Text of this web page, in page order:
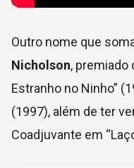
Outro nome que
Nicholson, premiado
Estranho no Ninho”
(1997), além de ter
Coadjuvante em